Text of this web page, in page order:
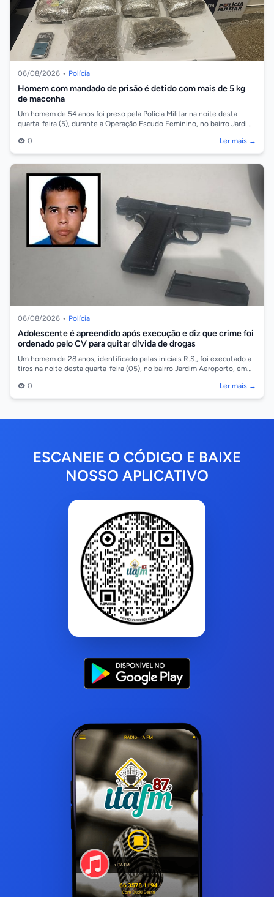
06/08/2026 • Polícia
Homem com mandado de prisão é detido com mais de 5 kg
de maconha
Um homem de 54 anos foi preso pela Polícia Militar na noite desta
quarta-feira (5), durante a Operação Escudo Feminino, no bairro Jardim
0
Ler mais →
06/08/2026 • Polícia
Adolescente é apreendido após execução e diz que crime foi
ordenado pelo CV para quitar dívida de drogas
Um homem de 28 anos, identificado pelas iniciais R.S., foi executado a
tiros na noite desta quarta-feira (05), no bairro Jardim Aeroporto, em
0
Ler mais →
ESCANEIE O CÓDIGO E BAIXE
NOSSO APLICATIVO